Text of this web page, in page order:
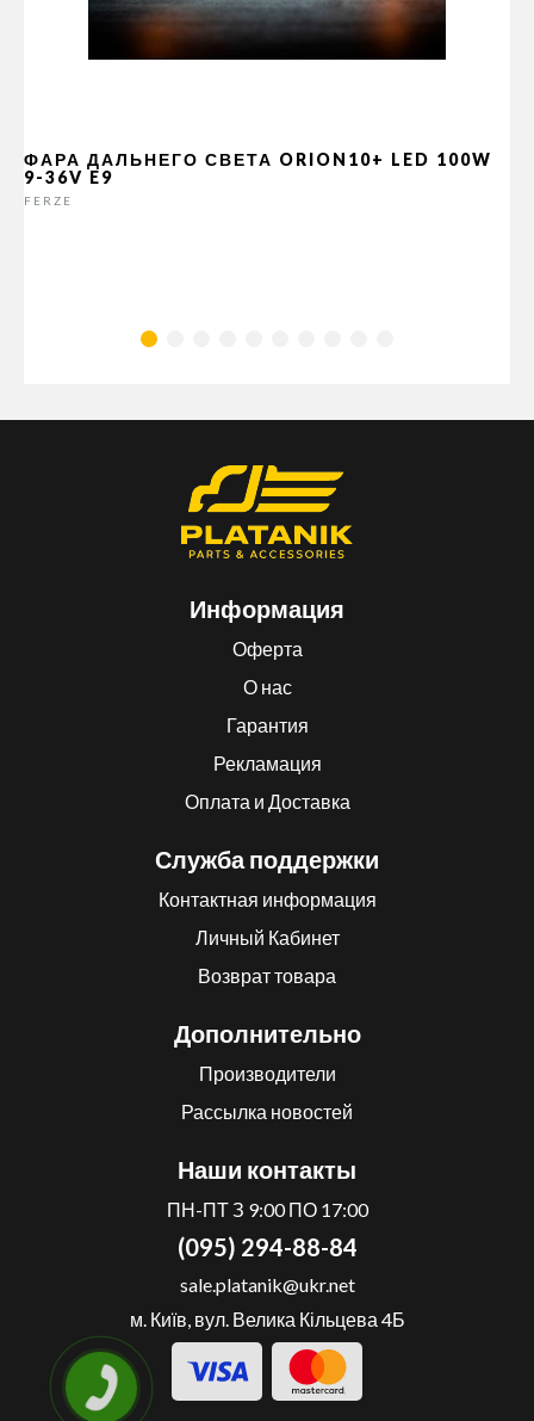
ФАРА ДАЛЬНЕГО СВЕТА ORION10+ LED 100W
9-36V E9
FERZE
Информация
Оферта
О нас
Гарантия
Рекламация
Оплата и Доставка
Служба поддержки
Контактная информация
Личный Кабинет
Возврат товара
Дополнительно
Производители
Рассылка новостей
Наши контакты
ПН-ПТ З 9:00 ПО 17:00
(095) 294-88-84
sale.platanik@ukr.net
м. Київ, вул. Велика Кільцева 4Б